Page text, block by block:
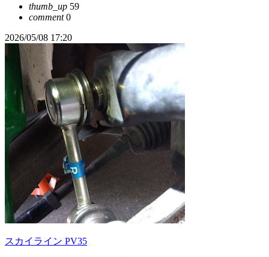
thumb_up 59
comment0
2026/05/08 17:20
スカイライン PV35